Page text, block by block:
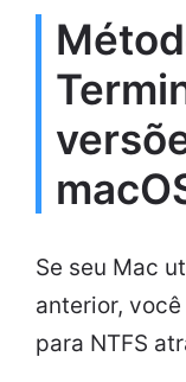
Se seu Mac
anterior,
para NTFS